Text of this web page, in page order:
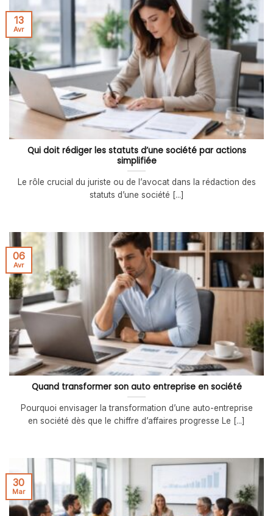
Qui doit rédiger les statuts d’une société par actions
simplifiée
Le rôle crucial du juriste ou de l’avocat dans la rédaction des
statuts d’une société [...]
13
Avr
Quand transformer son auto entreprise en société
Pourquoi envisager la transformation d’une auto-entreprise
en société dès que le chiffre d’affaires progresse Le [...]
06
Avr
30
Mar